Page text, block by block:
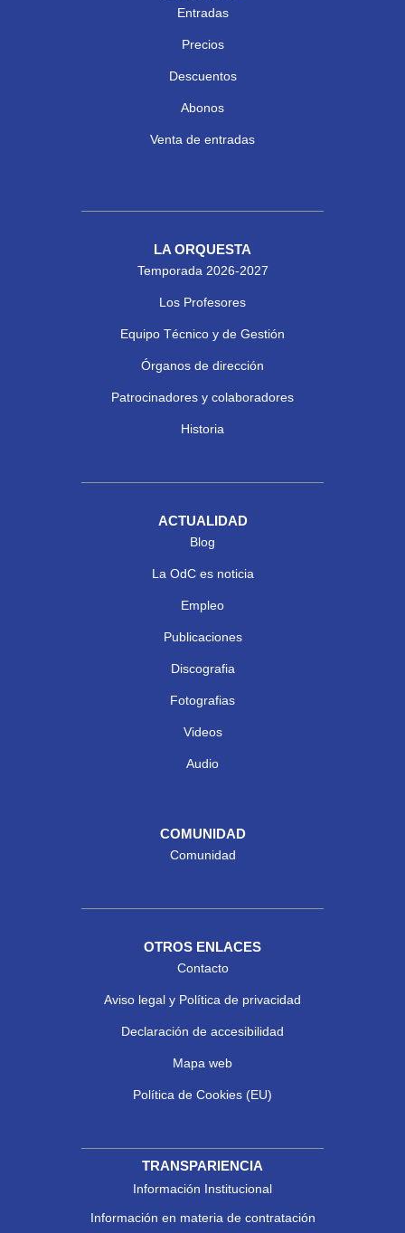
Entradas
Precios
Descuentos
Abonos
Venta de entradas
LA ORQUESTA
Temporada 2026-2027
Los Profesores
Equipo Técnico y de Gestión
Órganos de dirección
Patrocinadores y colaboradores
Historia
ACTUALIDAD
Blog
La OdC es noticia
Empleo
Publicaciones
Discografia
Fotografias
Videos
Audio
COMUNIDAD
Comunidad
OTROS ENLACES
Contacto
Aviso legal y Política de privacidad
Declaración de accesibilidad
Mapa web
Política de Cookies (EU)
TRANSPARIENCIA
Información Institucional
Información en materia de contratación